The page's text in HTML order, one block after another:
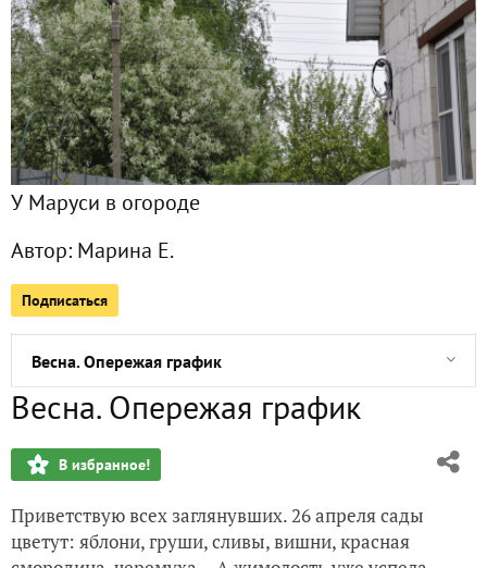
У Маруси в огороде
Автор: Марина Е.
Подписаться
Опять мастерим на даче. Мебель из паллет
Легко ли строить дом и благоустраивать участок своими
Творческое садово-огородное вдохновение
Несколько слов про теплицу
Мои экспериментальные лианы и не только
Весна. Опережая график
Сезон 2025: декоративные лианы
Птицы на нашей даче. Бесплатные соловьиные концерты
Рассада шалфея и душицы из семян
Весна. Опережая график
В избранное!
Приветствую всех заглянувших. 26 апреля сады
цветут: яблони, груши, сливы, вишни, красная